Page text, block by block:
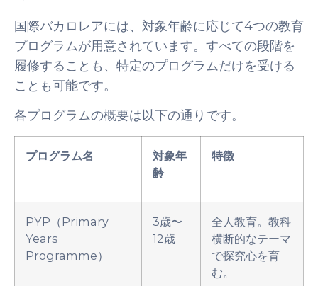
国際バカロレアには、対象年齢に応じて4つの教育
プログラムが用意されています。すべての段階を
履修することも、特定のプログラムだけを受ける
ことも可能です。
各プログラムの概要は以下の通りです。
プログラム名
対象年
齢
特徴
PYP（Primary
Years
Programme）
3歳〜
12歳
全人教育。教科
横断的なテーマ
で探究心を育
む。